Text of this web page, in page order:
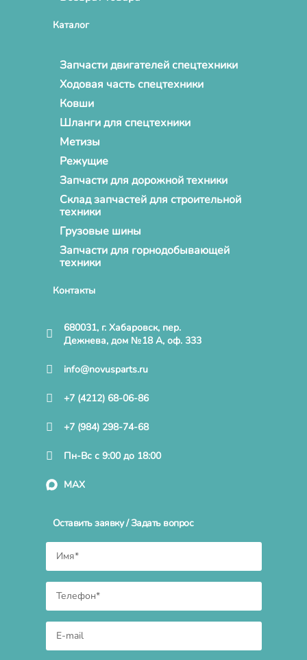
Каталог
Запчасти двигателей спецтехники
Ходовая часть спецтехники
Ковши
Шланги для спецтехники
Метизы
Режущие
Запчасти для дорожной техники
Склад запчастей для строительной
техники
Грузовые шины
Запчасти для горнодобывающей
техники
Контакты
680031, г. Хабаровск, пер.
Дежнева, дом №18 А, оф. 333
info@novusparts.ru
+7 (4212) 68-06-86
+7 (984) 298-74-68
Пн-Вс с 9:00 до 18:00
MAX
Оставить заявку / Задать вопрос